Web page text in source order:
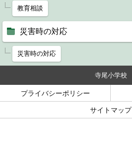
教育相談
災害時の対応
災害時の対応
寺尾小学校
プライバシーポリシー
サイトマップ